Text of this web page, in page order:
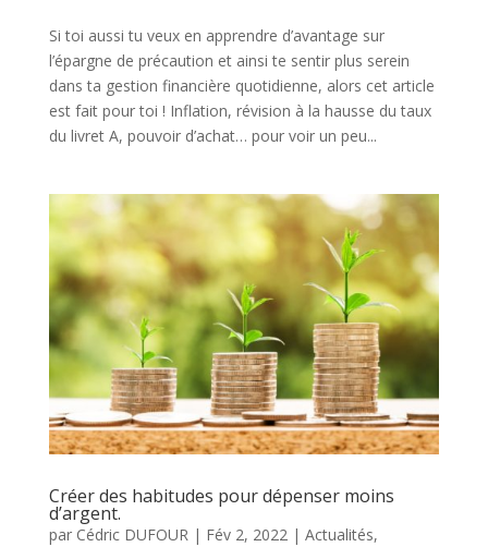
Si toi aussi tu veux en apprendre d’avantage sur
l’épargne de précaution et ainsi te sentir plus serein
dans ta gestion financière quotidienne, alors cet article
est fait pour toi ! Inflation, révision à la hausse du taux
du livret A, pouvoir d’achat… pour voir un peu...
Créer des habitudes pour dépenser moins
d’argent.
par Cédric DUFOUR| Fév 2, 2022| Actualités,